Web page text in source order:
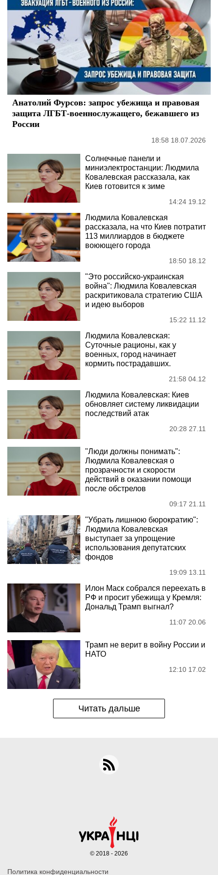
Анатолий Фурсов: запрос убежища и правовая
защита ЛГБТ-военнослужащего, бежавшего из
России
18:58 18.07.2026
Солнечные панели и
миниэлектростанции: Людмила
Ковалевская рассказала, как
Киев готовится к зиме
14:24 19.12
Людмила Ковалевская
рассказала, на что Киев потратит
113 миллиардов в бюджете
воюющего города
18:50 18.12
"Это российско-украинская
война": Людмила Ковалевская
раскритиковала стратегию США
и идею выборов
15:22 11.12
Людмила Ковалевская:
Суточные рационы, как у
военных, город начинает
кормить пострадавших.
21:58 04.12
Людмила Ковалевская: Киев
обновляет систему ликвидации
последствий атак
20:28 27.11
"Люди должны понимать":
Людмила Ковалевская о
прозрачности и скорости
действий в оказании помощи
после обстрелов
09:17 21.11
"Убрать лишнюю бюрократию":
Людмила Ковалевская
выступает за упрощение
использования депутатских
фондов
19:09 13.11
Илон Маск собрался переехать в
РФ и просит убежища у Кремля:
Дональд Трамп выгнал?
11:07 20.06
Трамп не верит в войну России и
НАТО
12:10 17.02
Читать дальше
Политика конфиденциальности
© 2018 - 2026